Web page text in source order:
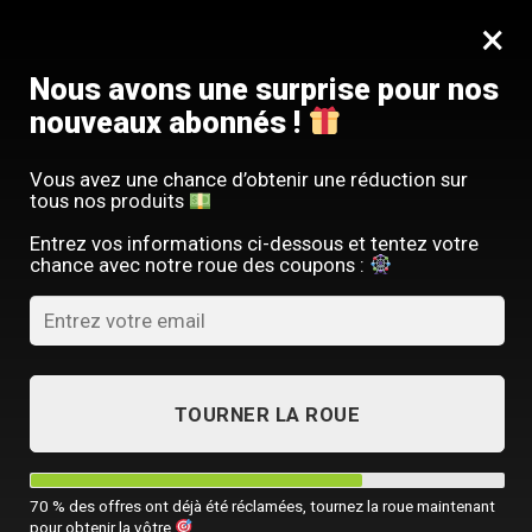
contenu
ACCUEIL / TOUTES NOS SACOCHES HOMME
×
Nous avons une surprise pour nos
nouveaux abonnés !
Vous avez une chance d’obtenir une réduction sur
tous nos produits
Entrez vos informations ci-dessous et tentez votre
chance avec notre roue des coupons :
TOURNER LA ROUE
70 % des offres ont déjà été réclamées, tournez la roue maintenant
pour obtenir la vôtre